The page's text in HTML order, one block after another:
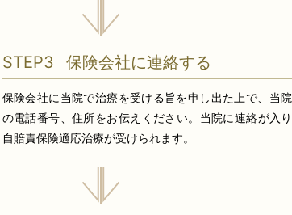
STEP3 保険会社に連絡する
保険会社に当院で治療を受ける旨を申し出た上で、当院
の電話番号、住所をお伝えください。当院に連絡が入り
自賠責保険適応治療が受けられます。